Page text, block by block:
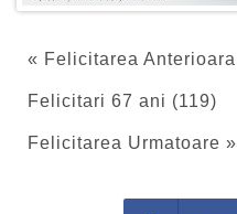
« Felicitarea Anterioara
Felicitari 67 ani (119)
Felicitarea Urmatoare »